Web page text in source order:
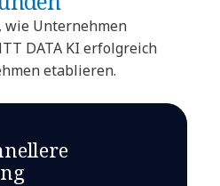
wie Unternehmen
DATA KI erfolgreich
etablieren.